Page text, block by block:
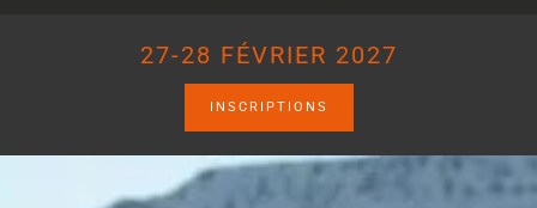
27-28 FÉVRIER 2027
INSCRIPTIONS